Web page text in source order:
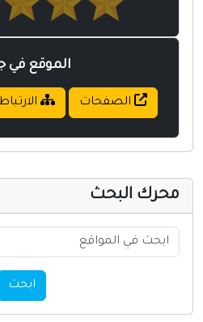
الموقع في جوجل
الصفحات الارتباط
البحث